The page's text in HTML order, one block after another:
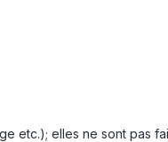
etc.); elles ne sont pas